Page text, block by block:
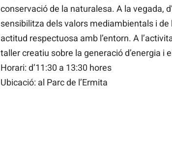
conservació de la naturalesa. A la vegada,
sensibilitza dels valors mediambientals i
actitud respectuosa amb l’entorn. A
taller creatiu sobre la generació d’energia i
Horari: d’11:30 a 13:30 hores
Ubicació: al Parc de l’Ermita